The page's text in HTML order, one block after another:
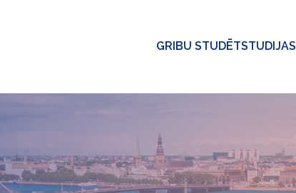
GRIBU STUDĒTSTUDIJAS